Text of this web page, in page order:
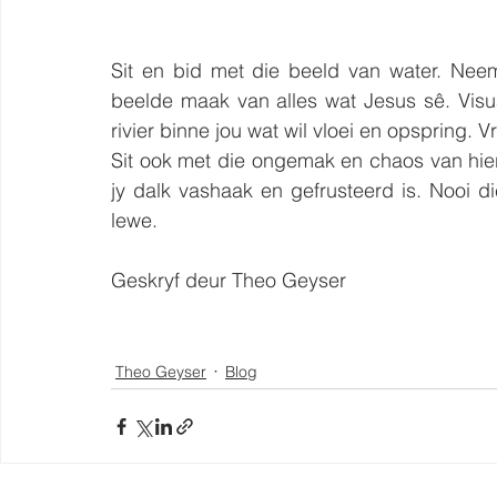
Sit en bid met die beeld van water.
beelde maak van alles wat Jesus sê.
rivier binne jou wat wil vloei en opspring.
Sit ook met die ongemak en chaos van
jy dalk vashaak en gefrusteerd is. Nooi
lewe.
Geskryf deur Theo Geyser
Theo Geyser Blog